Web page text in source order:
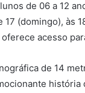
de 06 a 12
17 (domingo), às
acesso
de 14